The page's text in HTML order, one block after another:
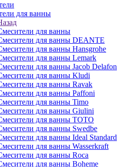
для ванны
для ванны
для ванны DEANTE
для ванны Hansgrohe
для ванны Lemark
для ванны Jacob Delafon
для ванны Kludi
для ванны Ravak
для ванны Paffoni
для ванны Timo
для ванны Giulini
для ванны TOTO
для ванны Swedbe
для ванны Ideal Standard
для ванны Wasserkraft
для ванны Roca
для ванны Boheme